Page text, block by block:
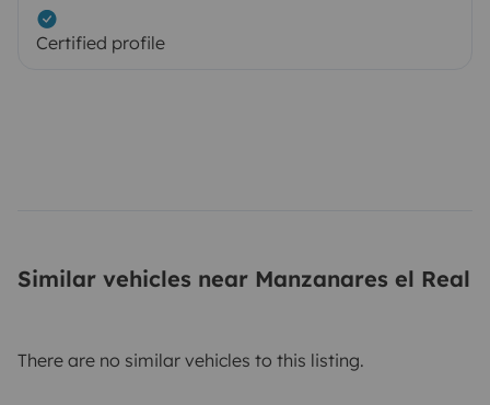
Certified profile
Similar vehicles near Manzanares el Real
There are no similar vehicles to this listing.